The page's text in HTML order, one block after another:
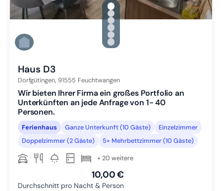
gallery.slide_selector
Zu Slide 1 wechseln
Zu Slide 2 wechseln
Zu Slide 3 wechseln
Zu Slide 4 wechseln
Zu Slide 5 wechseln
Zu Slide 6 wechseln
Haus D3
Dorfgütingen, 91555 Feuchtwangen
Wir bieten Ihrer Firma ein großes Portfolio an
Unterkünften an jede Anfrage von 1- 40
Personen.
Ferienhaus Ganze Unterkunft (10 Gäste)
Einzelzimmer
Doppelzimmer (2 Gäste)
5× Mehrbettzimmer (10 Gäste)
+ 20 weitere
10,00 €
Durchschnitt pro Nacht & Person